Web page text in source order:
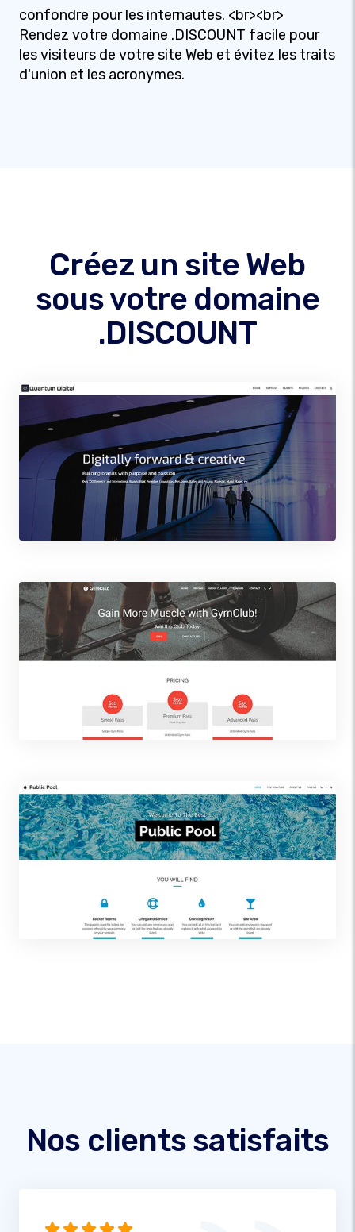
confondre pour les internautes. <br><br>
Rendez votre domaine .DISCOUNT facile pour
les visiteurs de votre site Web et évitez les traits
d'union et les acronymes.
Créez un site Web
sous votre domaine
.DISCOUNT
Nos clients satisfaits